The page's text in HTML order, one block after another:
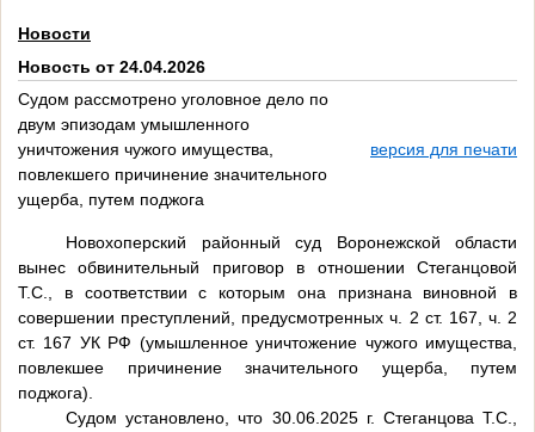
Новости
Новость от 24.04.2026
Судом рассмотрено уголовное дело по
двум эпизодам умышленного
уничтожения чужого имущества,
повлекшего причинение значительного
ущерба, путем поджога
версия для печати
Новохоперский районный суд Воронежской области
вынес обвинительный приговор в отношении Стеганцовой
Т.С., в соответствии с которым она признана виновной в
совершении преступлений, предусмотренных ч. 2 ст. 167, ч. 2
ст. 167 УК РФ (умышленное уничтожение чужого имущества,
повлекшее причинение значительного ущерба, путем
поджога).
Судом установлено, что 30.06.2025 г. Стеганцова Т.С.,